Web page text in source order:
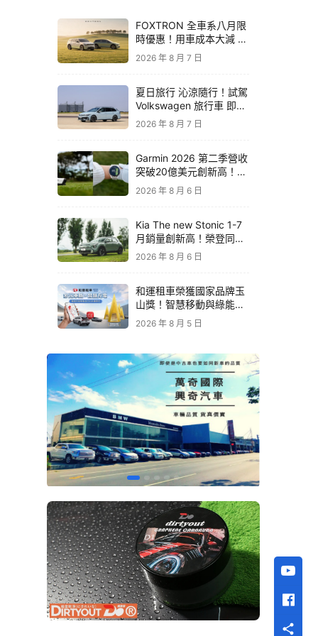
FOXTRON 全車系八月限
時優惠！用車成本大減 開
啟「零稅金＋零保養」純
電新生活
2026 年 8 月 7 日
夏日旅行 沁涼隨行！試駕
Volkswagen 旅行車 即享
精品咖啡卡
2026 年 8 月 7 日
Garmin 2026 第二季營收
突破20億美元創新高！收
購 TrainingPeaks、
TrainHeroic 擴展智慧訓
2026 年 8 月 6 日
Kia The new Stonic 1-7
月銷量創新高！榮登同級
進口車銷售亞軍｜79.9萬
2026 年 8 月 6 日
和運租車榮獲國家品牌玉
山獎！智慧移動與綠能創
新 打造低碳永續新價值
2026 年 8 月 5 日